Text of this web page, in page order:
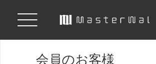
会員のお客様